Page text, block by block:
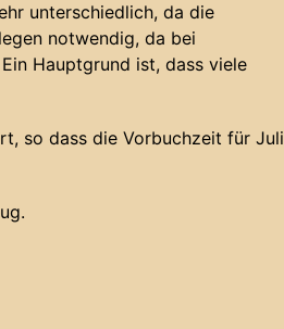
unterschiedlich, da die
notwendig, da bei
Hauptgrund ist, dass viele
so dass die Vorbuchzeit für Juli